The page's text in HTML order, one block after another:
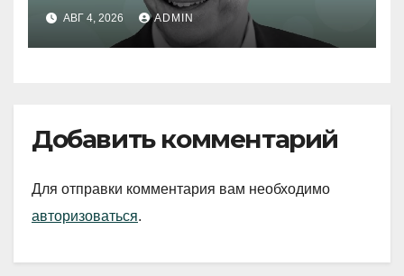
АВГ 4, 2026 ADMIN
Добавить комментарий
Для отправки комментария вам необходимо
авторизоваться.